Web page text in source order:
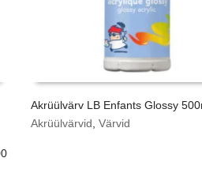
Akrüülvärv LB Enfants Glossy
Akrüülvärvid Värvid